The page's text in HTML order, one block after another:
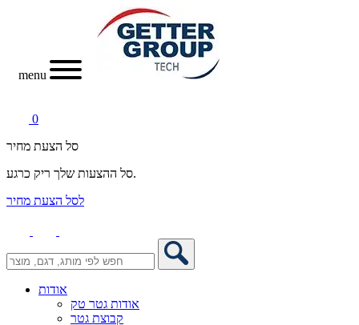
menu
0
סל הצעת מחיר
סל ההצעות שלך ריק כרגע.
לסל הצעת מחיר
אודות
אודות גטר טק
קבוצת גטר